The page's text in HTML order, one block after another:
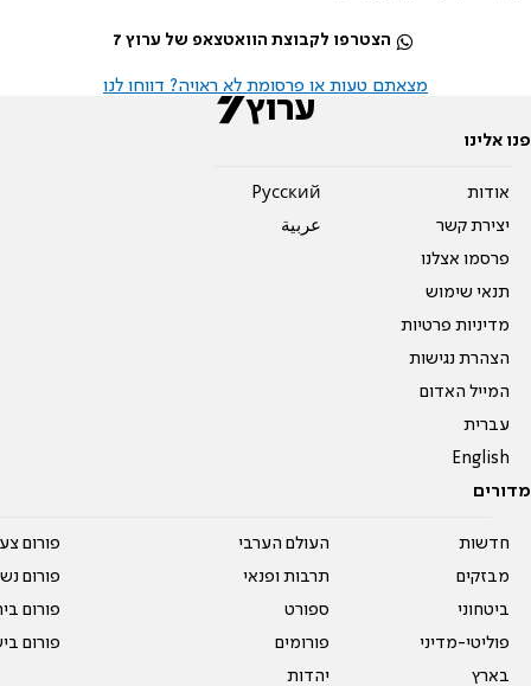
הצטרפו לקבוצת הוואטצאפ של ערוץ 7
מצאתם טעות או פרסומת לא ראויה? דווחו לנו
פנו אלינו
אודות
יצירת קשר
פרסמו אצלנו
תנאי שימוש
מדיניות פרטיות
הצהרת נגישות
המייל האדום
עברית
English
Pусский
عربية
מדורים
חדשות
מבזקים
ביטחוני
פוליטי-מדיני
בארץ
העולם הערבי
תרבות ופנאי
ספורט
פורומים
יהדות
פורום
פורום
פורום
פורום